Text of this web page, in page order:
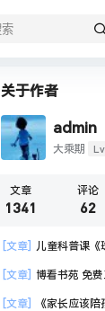
关于作者
admin
大乘期
文章
1341
评论
62
[文章]
儿童科普课《
[文章]
博看书苑 免
[文章]
《家长应该